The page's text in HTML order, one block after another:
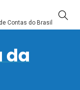
Contas do Brasil
da